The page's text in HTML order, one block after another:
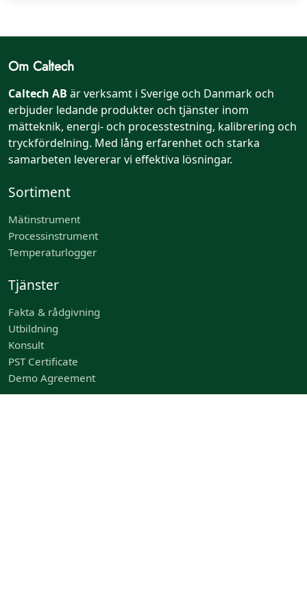
Om Caltech
Caltech AB är verksamt i Sverige och Danmark och
erbjuder ledande produkter och tjänster inom
mätteknik, energi- och processtestning, kalibrering och
tryckfördelning. Med lång erfarenhet och starka
samarbeten levererar vi effektiva lösningar.
Sortiment
Mätinstrument
Processinstrument
Temperaturlogger
Tjänster
Fakta & rådgivning
Utbildning
Konsult
PST Certificate
Demo Agreement